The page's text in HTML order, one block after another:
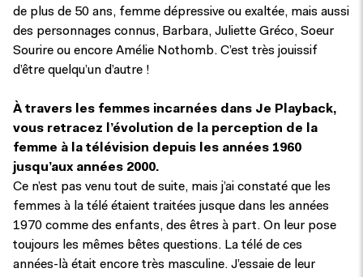
de plus de 50 ans, femme dépressive ou exaltée, mais aussi
des personnages connus, Barbara, Juliette Gréco, Soeur
Sourire ou encore Amélie Nothomb. C’est très jouissif
d’être quelqu’un d’autre !
À travers les femmes incarnées dans Je Playback,
vous retracez l’évolution de la perception de la
femme à la télévision depuis les années 1960
jusqu’aux années 2000.
Ce n’est pas venu tout de suite, mais j’ai constaté que les
femmes à la télé étaient traitées jusque dans les années
1970 comme des enfants, des êtres à part. On leur pose
toujours les mêmes bêtes questions. La télé de ces
années-là était encore très masculine. J’essaie de leur